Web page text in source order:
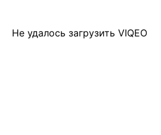
Не удалось загрузить VIQEO